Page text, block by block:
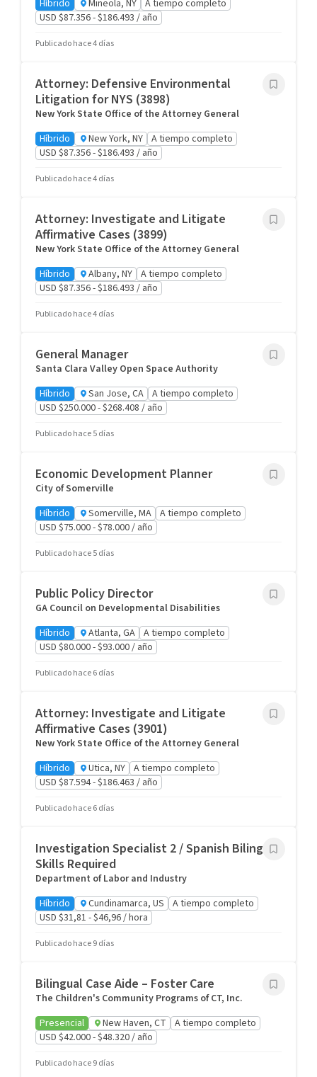
Híbrido
Mineola, NY A tiempo completo
USD $87.356 - $186.493 / año
Publicado hace 4 días
Attorney: Defensive Environmental
Litigation for NYS (3898)
New York State Office of the Attorney General
Híbrido
New York, NY A tiempo completo
USD $87.356 - $186.493 / año
Publicado hace 4 días
Attorney: Investigate and Litigate
Affirmative Cases (3899)
New York State Office of the Attorney General
Híbrido
Albany, NY A tiempo completo
USD $87.356 - $186.493 / año
Publicado hace 4 días
General Manager
Santa Clara Valley Open Space Authority
Híbrido
San Jose, CA A tiempo completo
USD $250.000 - $268.408 / año
Publicado hace 5 días
Economic Development Planner
City of Somerville
Híbrido
Somerville, MA A tiempo completo
USD $75.000 - $78.000 / año
Publicado hace 5 días
Public Policy Director
GA Council on Developmental Disabilities
Híbrido
Atlanta, GA A tiempo completo
USD $80.000 - $93.000 / año
Publicado hace 6 días
Attorney: Investigate and Litigate
Affirmative Cases (3901)
New York State Office of the Attorney General
Híbrido
Utica, NY A tiempo completo
USD $87.594 - $186.463 / año
Publicado hace 6 días
Investigation Specialist 2 / Spanish Bilingual
Skills Required
Department of Labor and Industry
Híbrido
Cundinamarca, US
A tiempo completo
USD $31,81 - $46,96 / hora
Publicado hace 9 días
Bilingual Case Aide – Foster Care
The Children's Community Programs of CT, Inc.
Presencial
New Haven, CT
A tiempo completo
USD $42.000 - $48.320 / año
Publicado hace 9 días